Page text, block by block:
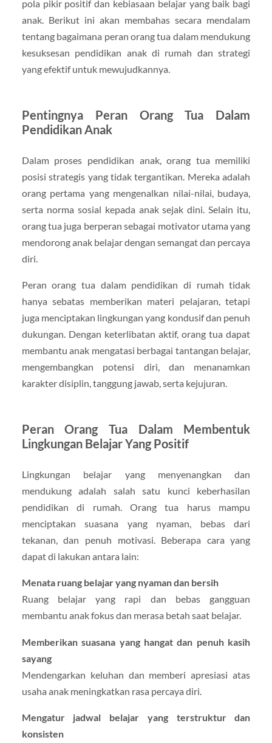
pola pikir positif dan kebiasaan belajar yang baik bagi
anak. Berikut ini akan membahas secara mendalam
tentang bagaimana peran orang tua dalam mendukung
kesuksesan pendidikan anak di rumah dan strategi
yang efektif untuk mewujudkannya.
Pentingnya Peran Orang Tua Dalam
Pendidikan Anak
Dalam proses pendidikan anak, orang tua memiliki
posisi strategis yang tidak tergantikan. Mereka adalah
orang pertama yang mengenalkan nilai-nilai, budaya,
serta norma sosial kepada anak sejak dini. Selain itu,
orang tua juga berperan sebagai motivator utama yang
mendorong anak belajar dengan semangat dan percaya
diri.
Peran orang tua dalam pendidikan di rumah tidak
hanya sebatas memberikan materi pelajaran, tetapi
juga menciptakan lingkungan yang kondusif dan penuh
dukungan. Dengan keterlibatan aktif, orang tua dapat
membantu anak mengatasi berbagai tantangan belajar,
mengembangkan potensi diri, dan menanamkan
karakter disiplin, tanggung jawab, serta kejujuran.
Peran Orang Tua Dalam Membentuk
Lingkungan Belajar Yang Positif
Lingkungan belajar yang menyenangkan dan
mendukung adalah salah satu kunci keberhasilan
pendidikan di rumah. Orang tua harus mampu
menciptakan suasana yang nyaman, bebas dari
tekanan, dan penuh motivasi. Beberapa cara yang
dapat di lakukan antara lain:
Menata ruang belajar yang nyaman dan bersih
Ruang belajar yang rapi dan bebas gangguan
membantu anak fokus dan merasa betah saat belajar.
Memberikan suasana yang hangat dan penuh kasih
sayang
Mendengarkan keluhan dan memberi apresiasi atas
usaha anak meningkatkan rasa percaya diri.
Mengatur jadwal belajar yang terstruktur dan
konsisten